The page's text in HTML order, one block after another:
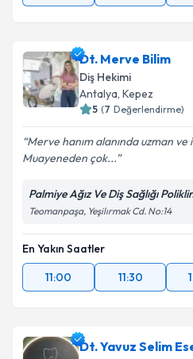
Dt. Merve Bilim
Diş Hekimi
Antalya, Kepez
5 (7 Değerlendirme)
Merve hanım alanında uzman ve
Muayeneden çok...
Palmiye Ağız Ve Diş Sağlığı
Teomanpaşa, Yeşilırmak Cd. No:14
En Yakın Saatler
11:00
11:30
Dt. Yavuz Selim